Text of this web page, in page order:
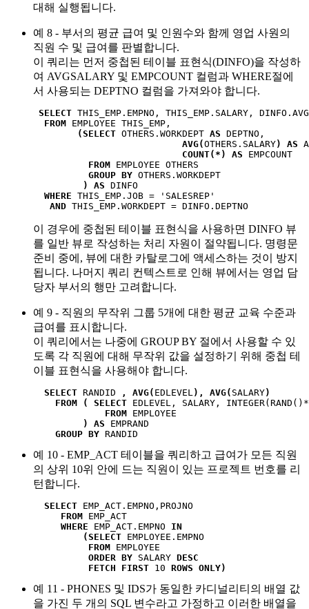
대해 실행됩니다.
예 8 - 부서의 평균 급여 및 인원수와 함께 영업 사원의
직원 수 및 급여를 판별합니다.
이 쿼리는 먼저 중첩된 테이블 표현식(DINFO)을 작성하
여 AVGSALARY 및 EMPCOUNT 컬럼과 WHERE절에
서 사용되는 DEPTNO 컬럼을 가져와야 합니다.
SELECT THIS_EMP.EMPNO, THIS_EMP.SALARY,
FROM EMPLOYEE THIS_EMP,
(SELECT OTHERS.WORKDEPT AS DEPTNO,
AVG(OTHERS.SALARY) AS
COUNT(*) AS EMPCOUNT
FROM EMPLOYEE OTHERS
GROUP BY OTHERS.WORKDEPT
) AS DINFO
WHERE THIS_EMP.JOB = 'SALESREP'
AND THIS_EMP.WORKDEPT = DINFO.DEPTNO
이 경우에 중첩된 테이블 표현식을 사용하면 DINFO 뷰
를 일반 뷰로 작성하는 처리 자원이 절약됩니다. 명령문
준비 중에, 뷰에 대한 카탈로그에 액세스하는 것이 방지
됩니다. 나머지 쿼리 컨텍스트로 인해 뷰에서는 영업 담
당자 부서의 행만 고려합니다.
예 9 - 직원의 무작위 그룹 5개에 대한 평균 교육 수준과
급여를 표시합니다.
이 쿼리에서는 나중에 GROUP BY 절에서 사용할 수 있
도록 각 직원에 대해 무작위 값을 설정하기 위해 중첩 테
이블 표현식을 사용해야 합니다.
SELECT RANDID , AVG( EDLEVEL ), AVG( SALARY)
FROM (
SELECT EDLEVEL, SALARY,
FROM EMPLOYEE
) AS EMPRAND
GROUP BY RANDID
예 10 - EMP_ACT 테이블을 쿼리하고 급여가 모든 직원
의 상위 10위 안에 드는 직원이 있는 프로젝트 번호를 리
턴합니다.
SELECT EMP_ACT.EMPNO,PROJNO
FROM EMP_ACT
WHERE EMP_ACT.EMPNO IN
(SELECT EMPLOYEE.EMPNO
FROM EMPLOYEE
ORDER BY SALARY DESC
FETCH FIRST 10 ROWS ONLY)
예 11 - PHONES 및 IDS가 동일한 카디널리티의 배열 값
을 가진 두 개의 SQL 변수라고 가정하고 이러한 배열을